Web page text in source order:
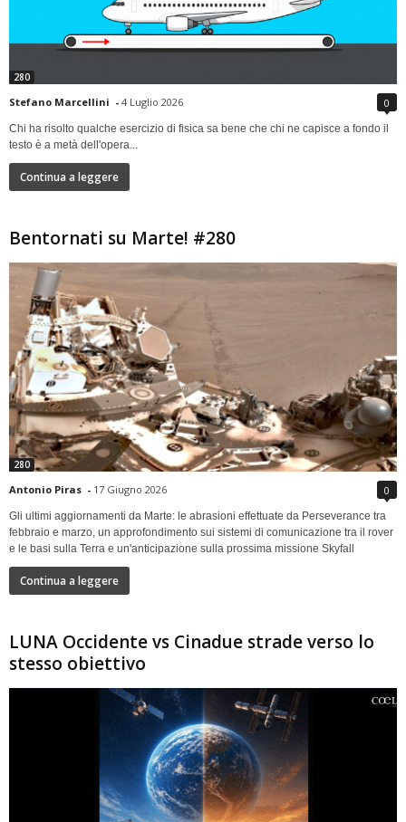
280
Stefano Marcellini - 4 Luglio 2026 0
Chi ha risolto qualche esercizio di fisica sa bene che chi ne capisce a fondo il
testo è a metà dell'opera...
Continua a leggere
Bentornati su Marte! #280
280
Antonio Piras - 17 Giugno 2026 0
Gli ultimi aggiornamenti da Marte: le abrasioni effettuate da Perseverance tra
febbraio e marzo, un approfondimento sui sistemi di comunicazione tra il rover
e le basi sulla Terra e un'anticipazione sulla prossima missione Skyfall
Continua a leggere
LUNA Occidente vs Cinadue strade verso lo
stesso obiettivo